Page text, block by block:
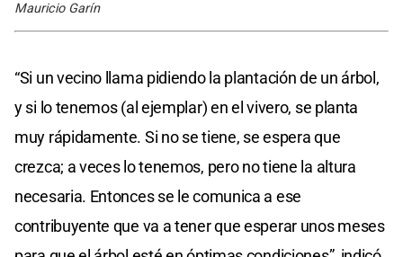
Mauricio Garín
“Si un vecino llama pidiendo la plantación de un árbol,
y si lo tenemos (al ejemplar) en el vivero, se planta
muy rápidamente. Si no se tiene, se espera que
crezca; a veces lo tenemos, pero no tiene la altura
necesaria. Entonces se le comunica a ese
contribuyente que va a tener que esperar unos meses